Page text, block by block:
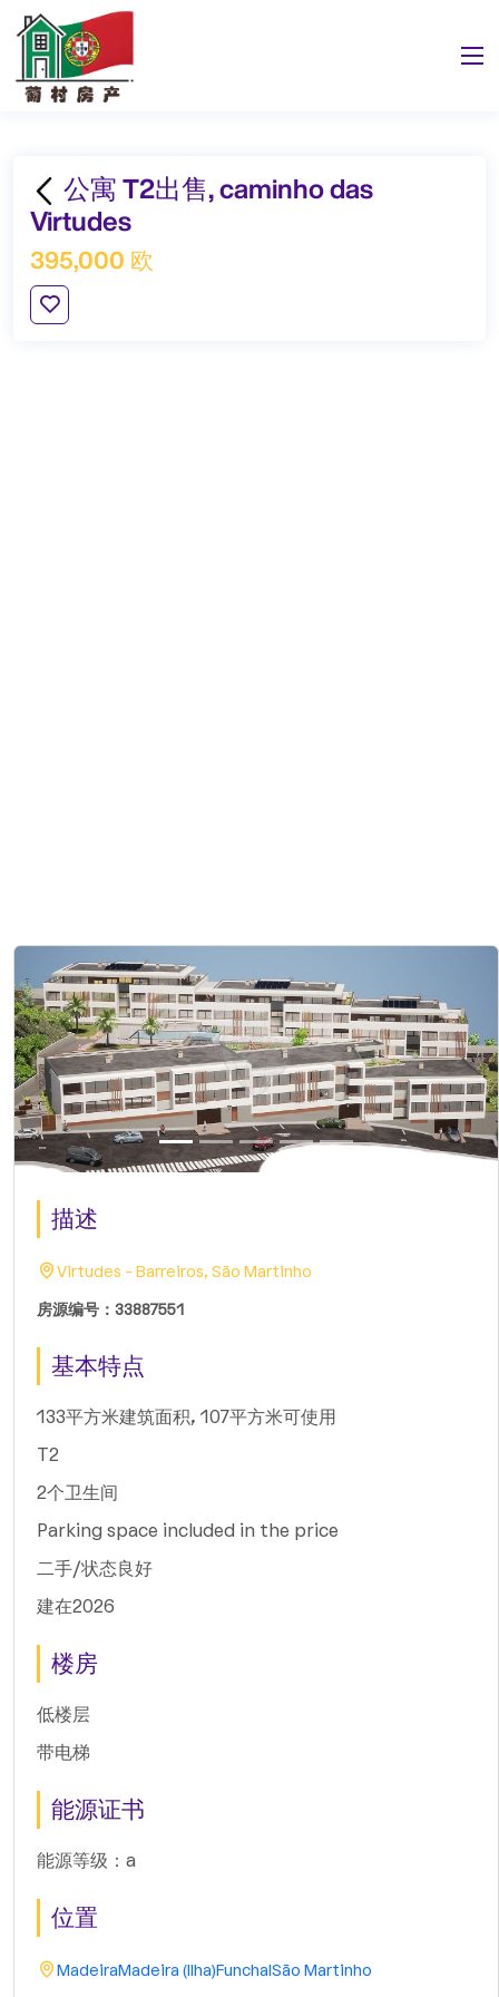
公寓 T2出售, caminho das
Virtudes
395,000 欧
描述
Virtudes - Barreiros, São Martinho
房源编号：33887551
基本特点
133平方米建筑面积, 107平方米可使用
T2
2个卫生间
Parking space included in the price
二手/状态良好
建在2026
楼房
低楼层
带电梯
能源证书
能源等级：a
位置
MadeiraMadeira (Ilha)FunchalSão Martinho